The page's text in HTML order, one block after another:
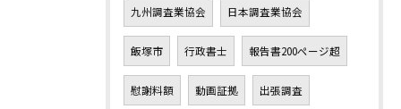
九州調査業協会 日本調査業協会
飯塚市 行政書士 報告書200ページ超
慰謝料額 動画証拠 出張調査